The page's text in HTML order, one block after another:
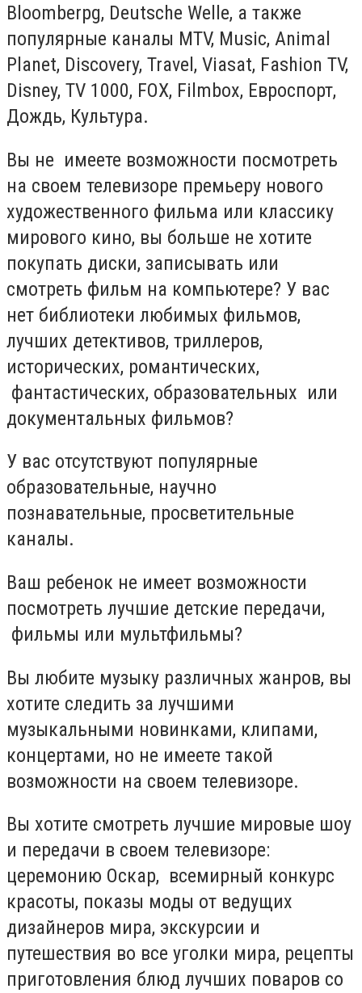
Bloomberpg, Deutsche Welle, а также
популярные каналы MTV, Music, Animal
Planet, Discovery, Travel, Viasat, Fashion TV,
Disney, TV 1000, FOX, Filmbox, Евроспорт,
Дождь, Культура.
Вы не имеете возможности посмотреть
на своем телевизоре премьеру нового
художественного фильма или классику
мирового кино, вы больше не хотите
покупать диски, записывать или
смотреть фильм на компьютере? У вас
нет библиотеки любимых фильмов,
лучших детективов, триллеров,
исторических, романтических,
фантастических, образовательных или
документальных фильмов?
У вас отсутствуют популярные
образовательные, научно
познавательные, просветительные
каналы.
Ваш ребенок не имеет возможности
посмотреть лучшие детские передачи,
фильмы или мультфильмы?
Вы любите музыку различных жанров, вы
хотите следить за лучшими
музыкальными новинками, клипами,
концертами, но не имеете такой
возможности на своем телевизоре.
Вы хотите смотреть лучшие мировые шоу
и передачи в своем телевизоре:
церемонию Оскар, всемирный конкурс
красоты, показы моды от ведущих
дизайнеров мира, экскурсии и
путешествия во все уголки мира, рецепты
приготовления блюд лучших поваров со